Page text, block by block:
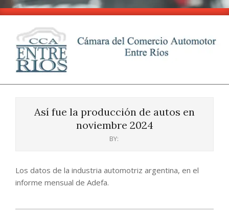
Skip
content
CCA
EntreAsí fue la producción de autos en
noviembre 2024
BY:
Los datos de la industria automotriz argentina, en el
informe mensual de Adefa.